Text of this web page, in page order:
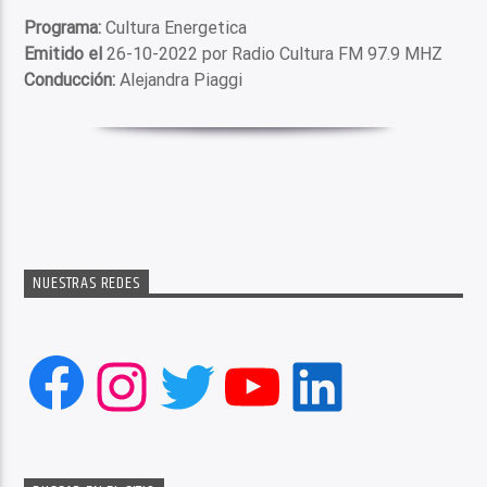
Programa: Cultura Energetica
Emitido el26-10-2022 por Radio Cultura FM 97.9 MHZ
Conducción: Alejandra Piaggi
NUESTRAS REDES
Facebook
Instagram
Twitter
YouTube
LinkedIn